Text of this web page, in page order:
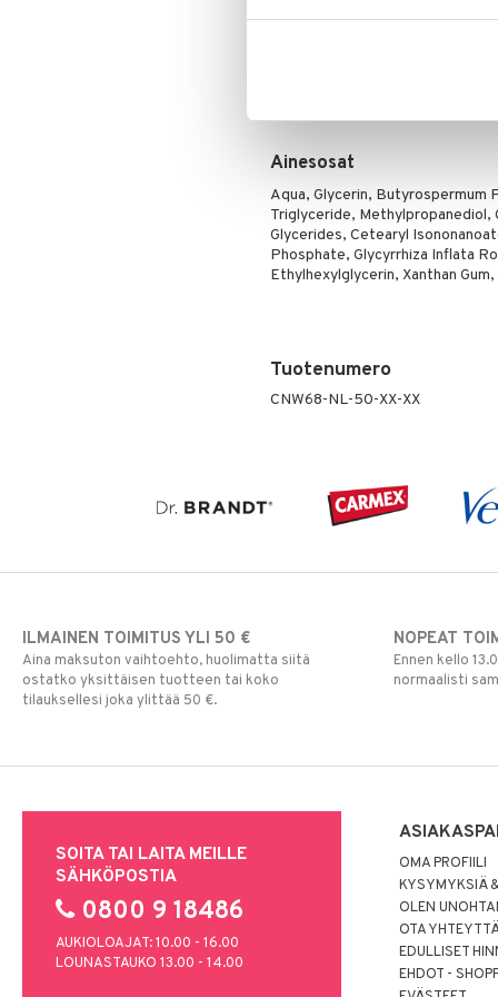
Tukee ihon luonnollista
Levitä yövoidetta puhdistetuille
Ainesosat
Aqua, Glycerin, Butyrospermum
Triglyceride,
Glycerides, Cetearyl
Phosphate, Glycyrrhiza Inflata
Ethylhexylglycerin, Xanthan
Tuotenumero
CNW68-NL-50-XX-XX
ILMAINEN TOIMITUS YLI 50 €
Aina maksuton vaihtoehto, huolimatta siitä
ostatko yksittäisen tuotteen tai koko
tilauksellesi joka ylittää 50 €.
NOPEAT
Ennen kello
normaalisti
SOITA TAI LAITA MEILLE
SÄHKÖPOSTIA
0800 9 18486
AUKIOLOAJAT: 10.00 - 16.00
LOUNASTAUKO 13.00 - 14.00
OMA PROFIILI
KYSYMYKSIÄ
OLEN
OTA
EDULLISET
EHDOT -